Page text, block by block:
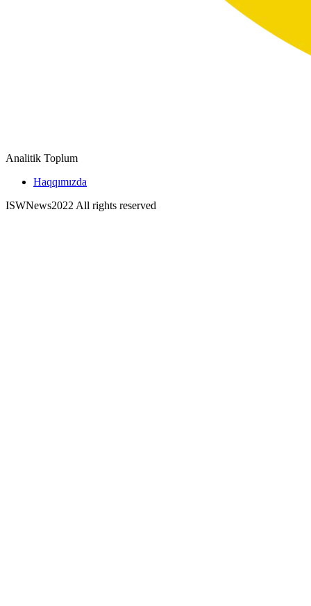
Analitik Toplum
Haqqımızda
ISWNews2022 All rights reserved